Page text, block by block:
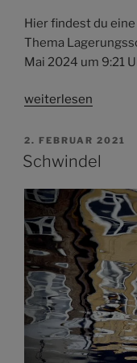
Hier findest du
Thema
Mai 2024 um 9:21
weiterlesen
VERÖFFENTLICHT
AM
2. FEBRUAR 2021
Schwindel